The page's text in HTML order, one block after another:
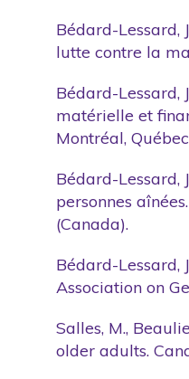
Bédard-Lessard,
lutte contre la
Bédard-Lessard,
matérielle et
Montréal,
Bédard-Lessard,
personnes
(Canada).
Bédard-Lessard,
Association on
Salles, M.,
older adults.